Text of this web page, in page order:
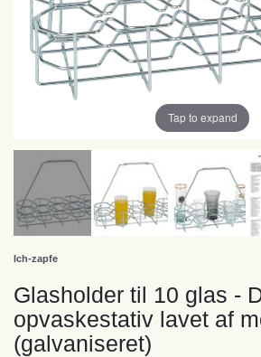
Tap to expand
Ich-zapfe
Glasholder til 10 glas -
opvaskestativ lavet af
(galvaniseret)